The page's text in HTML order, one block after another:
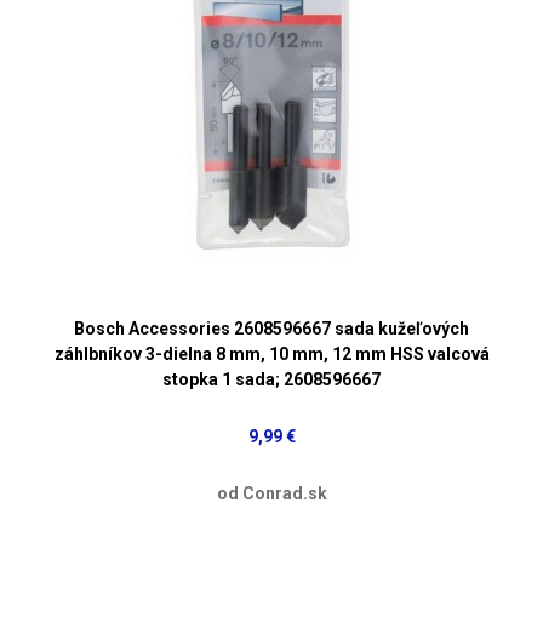
Bosch Accessories 2608596667 sada kužeľových
záhlbníkov 3-dielna 8 mm, 10 mm, 12 mm HSS valcová
stopka 1 sada; 2608596667
9,99 €
od Conrad.sk